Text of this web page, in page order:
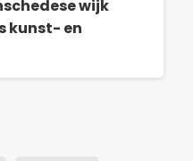
wijk
kunst- en